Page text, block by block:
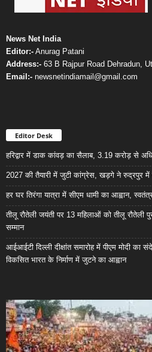
News Net India
Editor:- Anurag Patani
Address:- 63 B Rajpur Road Dehradun,
Email:- newsnetindiamail@gmail.com
Editor Desk
हरिद्वार में डाक कांवड़ का सैलाब, 3.19 करोड़ से
2027 की तैयारी में जुटी कांग्रेस, खड़गे ने रुद्रपुर में
हर घर तिरंगा यात्रा में सीएम धामी का आह्वान,
तीलू रौतेली जयंती पर 13 महिलाओं को तीलू रौतेली
सम्मान
आईआईटी दिल्ली दीक्षांत समारोह में पीएम मोदी का
विकसित भारत के निर्माण में जुटने का आह्वान